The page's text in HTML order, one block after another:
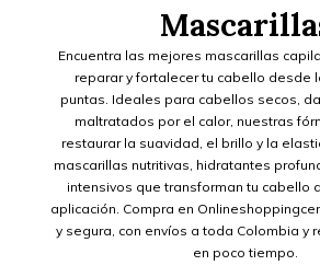
Encuentra las mejores mascarillas
reparar y fortalecer tu cabello desde
puntas. Ideales para cabellos secos,
maltratados por el calor, nuestras
restaurar la suavidad, el brillo y la
mascarillas nutritivas, hidratantes
intensivos que transforman tu cabello
aplicación. Compra en
y segura, con envíos a toda Colombia y
en poco tiempo.